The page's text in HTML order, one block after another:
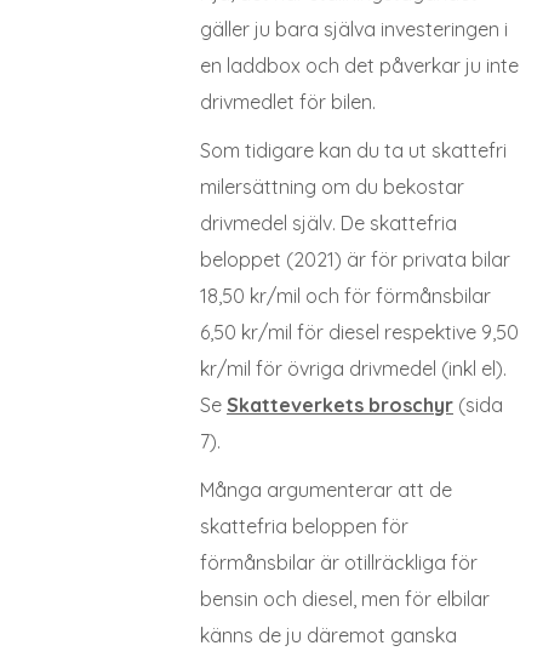
gäller ju bara själva investeringen i
en laddbox och det påverkar ju inte
drivmedlet för bilen.
Som tidigare kan du ta ut skattefri
milersättning om du bekostar
drivmedel själv. De skattefria
beloppet (2021) är för privata bilar
18,50 kr/mil och för förmånsbilar
6,50 kr/mil för diesel respektive 9,50
kr/mil för övriga drivmedel (inkl el).
Se Skatteverkets broschyr (sida
7).
Många argumenterar att de
skattefria beloppen för
förmånsbilar är otillräckliga för
bensin och diesel, men för elbilar
känns de ju däremot ganska